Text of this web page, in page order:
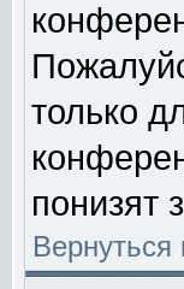
только
понизят
Вернуться